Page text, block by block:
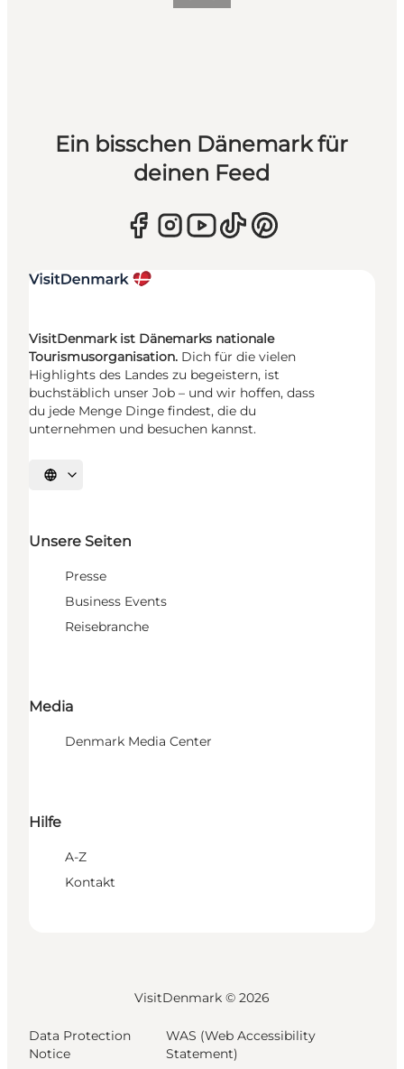
Ein bisschen Dänemark für
deinen Feed
VisitDenmark ist Dänemarks nationale
Tourismusorganisation. Dich für die vielen
Highlights des Landes zu begeistern, ist
buchstäblich unser Job – und wir hoffen, dass
du jede Menge Dinge findest, die du
unternehmen und besuchen kannst.
Sprache auswählen
Unsere Seiten
Presse
Business Events
Reisebranche
Media
Denmark Media Center
Hilfe
A-Z
Kontakt
VisitDenmark © 2026
Data Protection
Notice
WAS (Web Accessibility
Statement)